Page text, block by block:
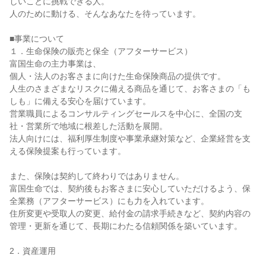
人のために動ける、そんなあなたを待っています。
■事業について
１．生命保険の販売と保全（アフターサービス）
富国生命の主力事業は、
個人・法人のお客さまに向けた生命保険商品の提供です。
人生のさまざまなリスクに備える商品を通じて、お客さまの「も
しも」に備える安心を届けています。
営業職員によるコンサルティングセールスを中心に、全国の支
社・営業所で地域に根差した活動を展開。
法人向けには、福利厚生制度や事業承継対策など、企業経営を支
える保険提案も行っています。
また、保険は契約して終わりではありません。
富国生命では、契約後もお客さまに安心していただけるよう、保
全業務（アフターサービス）にも力を入れています。
住所変更や受取人の変更、給付金の請求手続きなど、契約内容の
管理・更新を通じて、長期にわたる信頼関係を築いています。
2．資産運用